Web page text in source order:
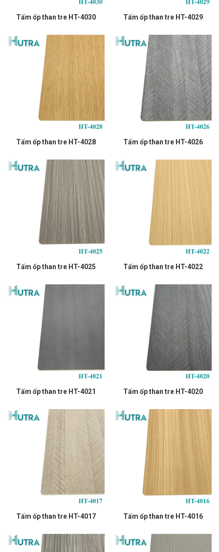
Tấm ốp than tre HT-4030 Tấm ốp than tre HT-4029
Tấm ốp than tre HT-4028 Tấm ốp than tre HT-4026
Tấm ốp than tre HT-4025 Tấm ốp than tre HT-4022
Tấm ốp than tre HT-4021 Tấm ốp than tre HT-4020
Tấm ốp than tre HT-4017 Tấm ốp than tre HT-4016